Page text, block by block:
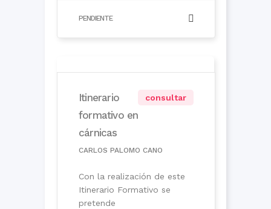
PENDIENTE
Itinerario
formativo en
cárnicas
consultar
CARLOS PALOMO CANO
Con la realización de este
Itinerario Formativo se
pretende